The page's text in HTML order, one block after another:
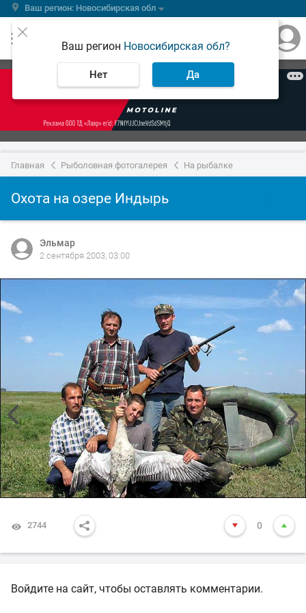
Ваш регион: Новосибирская обл
Ваш регион Новосибирская обл?
Нет Да
Главная Рыболовная фотогалерея На рыбалке
Охота на озере Индырь
Эльмар
2 сентября 2003, 03:00
2744 0
Войдите на сайт, чтобы оставлять комментарии.